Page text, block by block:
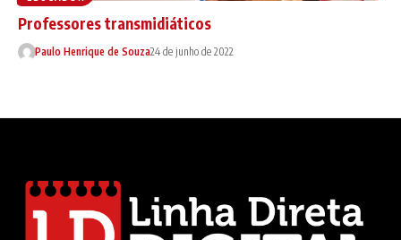
Professores transmidiáticos
Paulo Henrique de Souza24 de junho de 2022